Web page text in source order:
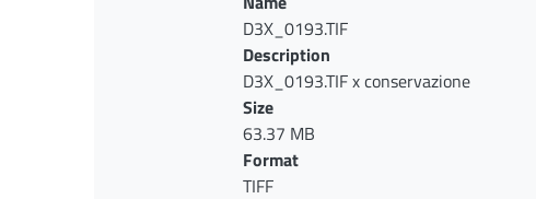
D3X_0193.TIF
Description
D3X_0193.TIF x conservazione
Size
63.37 MB
Format
TIFF